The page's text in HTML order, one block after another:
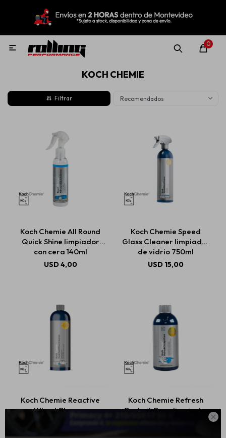

0

KOCH CHEMIE
Recomendados
Koch Chemie All Round
Quick Shine limpiador
con cera 140ml
USD4,00
Koch Chemie Speed
Glass Cleaner limpiador
de vidrio 750ml
USD 15,00
Koch Chemie Reactive
Wheel Cleaner
Limpiador de llantas
750ML
22,00
Koch Chemie Refresh
Cockpit Care limpiador
MI CUENTA
Nuevo! Rolling Repuestos
Lubricantes
Estética automotriz
Repuestos
Servicios